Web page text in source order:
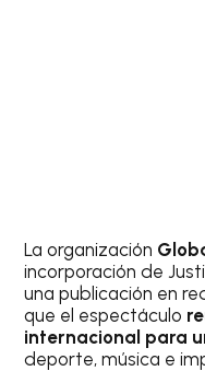
La organización
incorporación de
una publicación en
que el espectáculo
internacional para
deporte, música e